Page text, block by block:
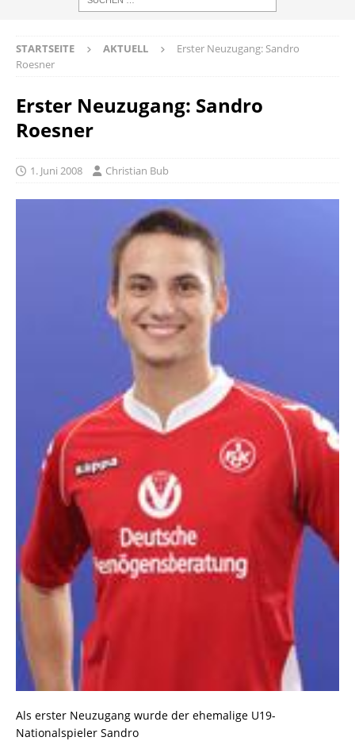
STARTSEITE AKTUELL
Erster Neuzugang: Sandro
Roesner
Erster Neuzugang: Sandro
Roesner
1. Juni 2008 Christian Bub
Als erster Neuzugang wurde der ehemalige U19-
Nationalspieler Sandro